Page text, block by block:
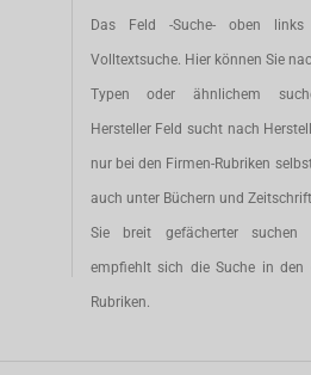
Das Feld -Suche- oben
Volltextsuche. Hier können Sie
Typen oder ähnlichem
Hersteller Feld sucht nach
nur bei den Firmen-Rubriken
auch unter Büchern und
Sie breit gefächerter suchen
empfiehlt sich die Suche in den
Rubriken.